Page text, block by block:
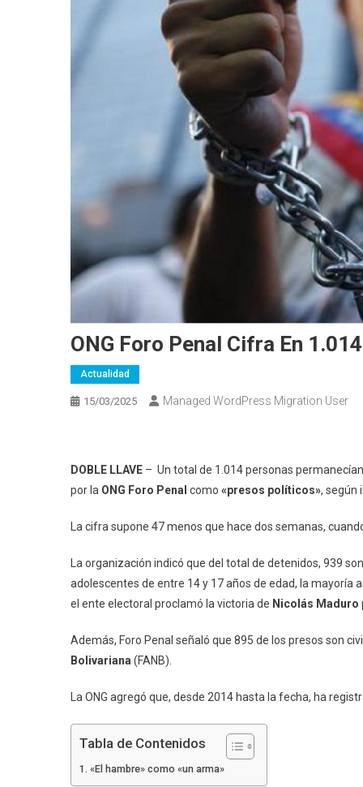
ONG Foro Penal Cifra En
Actualidad
15/03/2025 Managed WordPress Migration User
DOBLE LLAVE – Un total de 1.014 personas
por la ONG Foro Penal como «presos políticos», según
La cifra supone 47 menos que hace dos semanas,
La organización indicó que del total de detenidos, 939
adolescentes de entre 14 y 17 años de edad, la mayoría
el ente electoral proclamó la victoria de Nicolás Maduro
Además, Foro Penal señaló que 895 de los presos son
Bolivariana (FANB).
La ONG agregó que, desde 2014 hasta la fecha, ha
Tabla de Contenidos
«El hambre» como «un arma»